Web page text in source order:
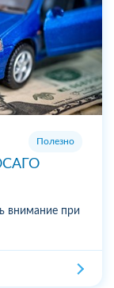
Полезно
внимание при